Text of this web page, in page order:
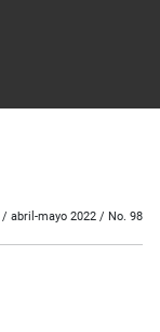
/ abril-mayo 2022 / No. 98